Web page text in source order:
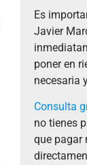
Es
Javier
poner en
necesaria
Consulta
no tienes
que pagar